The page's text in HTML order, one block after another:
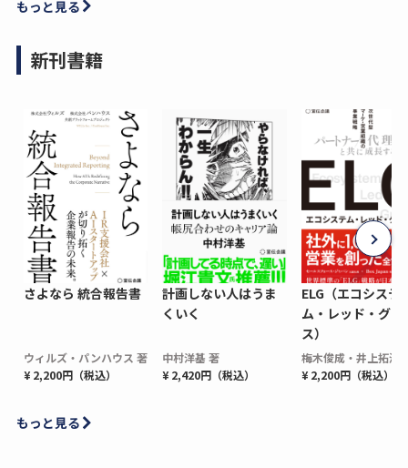
もっと見る
新刊書籍
さよなら 統合報告書
ウィルズ・パンハウス 著
¥ 2,200円（税込）
計画しない人はうま
くいく
中村洋基 著
¥ 2,420円（税込）
ELG（エコシステ
ム・レッド・グロ
ス）
梅木俊成・井上拓海
¥ 2,200円（税込）
もっと見る